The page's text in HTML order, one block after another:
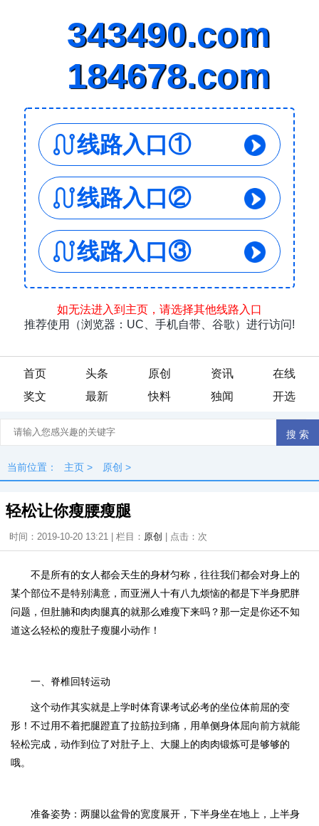
首页 头条 原创 资讯
在线
奖文
最新 快料 独闻 开选
当前位置： 主页 > 原创 >
轻松让你瘦腰瘦腿
时间：2019-10-20 13:21 | 栏目： 原创 | 点击： 次
不是所有的女人都会天生的身材匀称，往往我们都会对身上的
某个部位不是特别满意，而亚洲人十有八九烦恼的都是下半身肥胖
问题，但肚腩和肉肉腿真的就那么难瘦下来吗？那一定是你还不知
道这么轻松的瘦肚子瘦腿小动作！
一、 脊椎回转运动
这个动作其实就是上学时体育课考试必考的坐位体前屈的变
形！不过用不着把腿蹬直了拉筋拉到痛，用单侧身体屈向前方就能
轻松完成，动作到位了对肚子上、大腿上的肉肉锻炼可是够够的
哦。
准备姿势： 两腿以盆骨的宽度展开，下半身坐在地上，上半身